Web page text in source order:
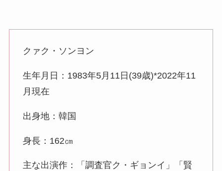
クァク・ソンヨン
生年月日：1983年5月11日(39歳)*2022年11
月現在
出身地：韓国
身長：162㎝
主な出演作：「調査官ク・ギョンイ」「賢